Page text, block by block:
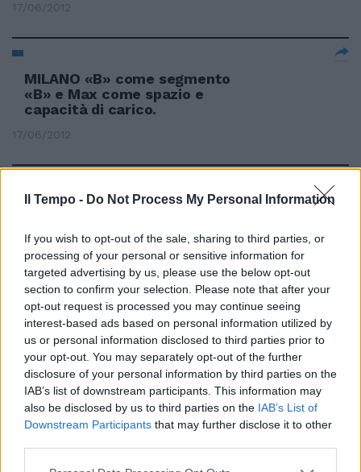
Il Tempo - Do Not Process My Personal Information
If you wish to opt-out of the sale, sharing to third parties, or
processing of your personal or sensitive information for
targeted advertising by us, please use the below opt-out
section to confirm your selection. Please note that after your
opt-out request is processed you may continue seeing
interest-based ads based on personal information utilized by
us or personal information disclosed to third parties prior to
your opt-out. You may separately opt-out of the further
disclosure of your personal information by third parties on the
IAB’s list of downstream participants. This information may
also be disclosed by us to third parties on the IAB’s List of
Downstream Participants that may further disclose it to other
17/06/2012
MILANO «B» come segmento
«B» e Max come spazio e
capacità di carico.
17/06/2012
In tv spazio a Monti e a Grillo
Lo «spazio privato» di Google e
mister Titanic
22/04/2012
SPAZIO ITALIANO